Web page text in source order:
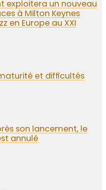
exploitera un nouveau
à Milton Keynes
en Europe au XXI
et difficultés
son lancement, le
annulé